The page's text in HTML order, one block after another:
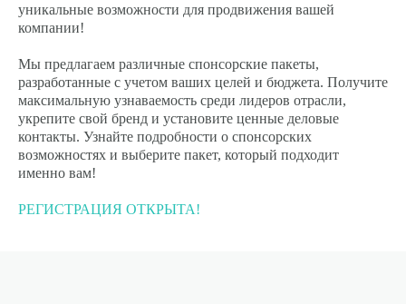
уникальные возможности для продвижения вашей
компании!
Мы предлагаем различные спонсорские пакеты,
разработанные с учетом ваших целей и бюджета. Получите
максимальную узнаваемость среди лидеров отрасли,
укрепите свой бренд и установите ценные деловые
контакты. Узнайте подробности о спонсорских
возможностях и выберите пакет, который подходит
именно вам!
РЕГИСТРАЦИЯ ОТКРЫТА!